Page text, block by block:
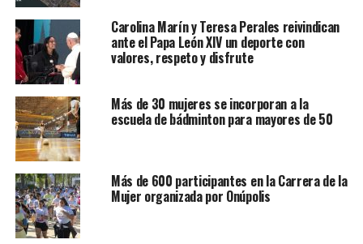
Carolina Marín y Teresa Perales reivindican
ante el Papa León XIV un deporte con
valores, respeto y disfrute
Más de 30 mujeres se incorporan a la
escuela de bádminton para mayores de 50
Más de 600 participantes en la Carrera de la
Mujer organizada por Onúpolis